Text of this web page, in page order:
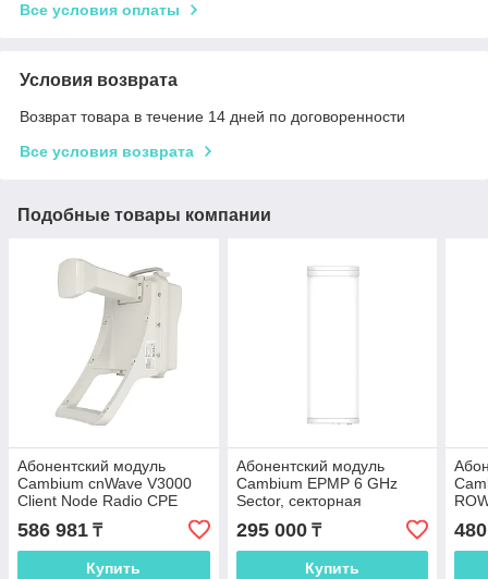
Все условия оплаты
Условия возврата
Возврат товара в течение 14 дней по договоренности
Все условия возврата
Подобные товары компании
Абонентский модуль
Cambium cnWave V3000
Client Node Radio CPE
60GHz, 1x RJ45 10Gb/s
PoE In, 1x RJ45 1000Mb/s
586 981 ₸
Купить
Абонентский модуль
Cambium EPMP 6 GHz
Sector, секторная
антенна, 4x4 MU-MIMO,
18 дБи, IP65, монтажный
комплект
295 000₸
Купить